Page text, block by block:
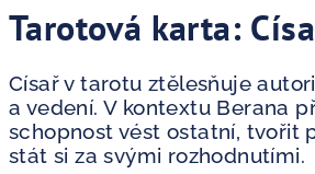
Tarotová karta:
Císař v tarotu ztělesňuje
a vedení. V kontextu Berana
schopnost vést ostatní, tvořit
stát si za svými rozhodnutími.